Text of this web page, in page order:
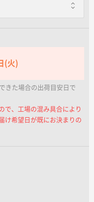
円
円
(火)
きた場合の出荷目安日で
で、工場の混み具合により
け希望日が既にお決まりの